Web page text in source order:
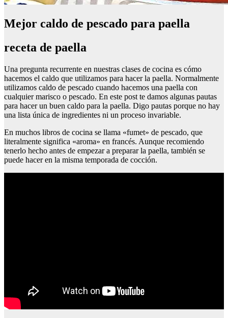
Mejor caldo de pescado para paella
receta de paella
Una pregunta recurrente en nuestras clases de cocina es cómo
hacemos el caldo que utilizamos para hacer la paella. Normalmente
utilizamos caldo de pescado cuando hacemos una paella con
cualquier marisco o pescado. En este post te damos algunas pautas
para hacer un buen caldo para la paella. Digo pautas porque no hay
una lista única de ingredientes ni un proceso invariable.
En muchos libros de cocina se llama «fumet» de pescado, que
literalmente significa «aroma» en francés. Aunque recomiendo
tenerlo hecho antes de empezar a preparar la paella, también se
puede hacer en la misma temporada de cocción.